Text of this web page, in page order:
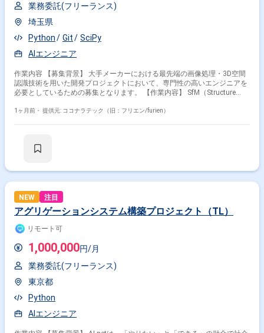
業務委託(フリーランス)
埼玉県
Python
Git
SciPy
AIエンジニア
作業内容 【募集背景】 大手メーカーにおける最先端の画像処理・3D空間
認識技術を用いた開発プロジェクトにおいて、専門性の高いエンジニアを
必要としているための募集となります。 【作業内容】 SfM（Structure
発・アルゴリズム実装をご担当いただきます。カメラ画像から3D点群デー
ム内でコミュニケーションを取りながら協調的に業務を進められる方を歓
【開発環境】 PythonおよびOpenCV、NumPy、SciPyなどの数値計算ライ
ブラリを用いた開発環境を想定しています。また、COLMAPやOpenSfMな
どのSfMツールを併用した開発を行います。
1ヶ月前・ 提供元: ココナラテック（旧：フリエン/furien）
NEW 注目
アグリゲーションシステム構築プロジェクト（TL）
リモート可
1,000,000円/月
業務委託(フリーランス)
東京都
Python
AIエンジニア